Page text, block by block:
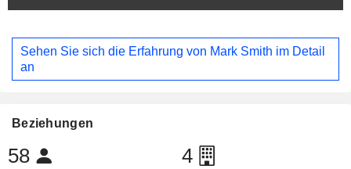
Sehen Sie sich die Erfahrung von Mark Smith im Detail
an
Beziehungen
58 4